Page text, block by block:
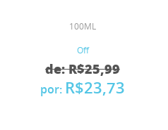
100ML
Off
de: R$25,99
por: R$23,73